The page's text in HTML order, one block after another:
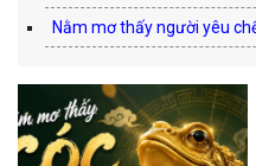
Nằm mơ thấy người yêu